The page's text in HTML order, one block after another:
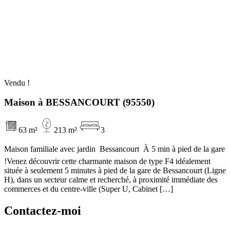
Vendu !
Maison à BESSANCOURT (95550)
63 m² 213 m² 3
Maison familiale avec jardin  Bessancourt  À 5 min à pied de la gare
!Venez découvrir cette charmante maison de type F4 idéalement
située à seulement 5 minutes à pied de la gare de Bessancourt (Ligne
H), dans un secteur calme et recherché, à proximité immédiate des
commerces et du centre-ville (Super U, Cabinet […]
Contactez-moi